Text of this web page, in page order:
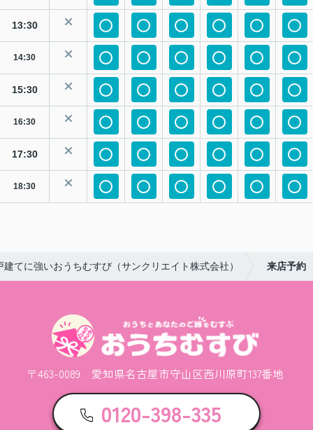
13:30
14:30
15:30
16:30
17:30
18:30
てに強いおうちむすび（サンクリエイト株式会社） 来店予約
〒463-0089 愛知県名古屋市守山区西川原町137番地
0120-398-335